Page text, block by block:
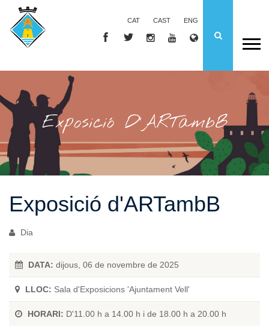
CAT CAST ENG
Exposició D'ARTambB
Exposició d'ARTambB
Dia
DATA: dijous, 06 de novembre de 2025
LLOC: Sala d'Exposicions 'Ajuntament Vell'
HORARI: D'11.00 h a 14.00 h i de 18.00 h a 20.00 h